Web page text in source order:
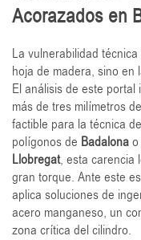
Acorazados en
La vulnerabilidad
hoja de madera, sino en
El análisis de este
más de tres milímetros
factible para la técnica
polígonos de Badalona
Llobregat, esta carencia
gran torque. Ante este
aplica soluciones de
acero manganeso, un
zona crítica del cilindro.